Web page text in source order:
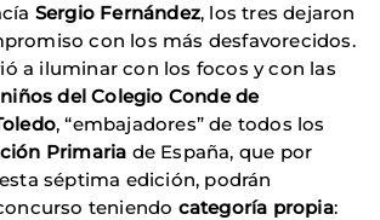
Sergio Fernández, los tres dejaron
con los más desfavorecidos.
a iluminar con los focos y con las
niños del Colegio Conde de
, “embajadores” de todos los
Primaria de España, que por
séptima edición, podrán
teniendo categoría propia: